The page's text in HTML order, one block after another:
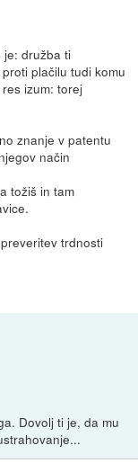
je: družba ti
plačilu tudi komu
izum: torej
znanje v patentu
način
tožiš in tam
trdnosti
Dovolj ti je, da mu